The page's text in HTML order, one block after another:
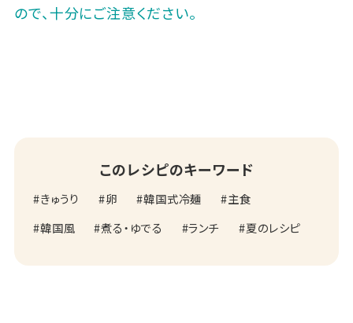
ので、十分にご注意ください。
このレシピのキーワード
きゅうり 卵 韓国式冷麺
主食
韓国風
煮る・ゆでる ランチ 夏のレシピ